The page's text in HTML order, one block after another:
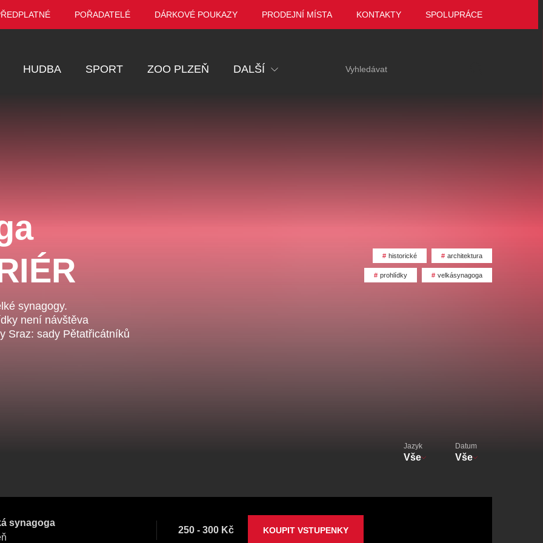
POŘADATELÉ DÁRKOVÉ POUKAZY PRODEJNÍ MÍSTA KONTAKTY SPOLUPRÁCE
HUDBA SPORT ZOO PLZEŇ DALŠÍ
synagogy.
není návštěva
Sraz: sady Pětatřicátníků
historické architektura
prohlídky velkásynagoga
Jazyk
Vše
Datum
Vše
synagoga
250 - 300 Kč KOUPIT VSTUPENKY
ŠPORCL -
WITH THE
VIOLIN
rezervační
Tak to jsme ještě
Veselá scéna Kalikovský
VEČER LEGEND
Zámek Manětín